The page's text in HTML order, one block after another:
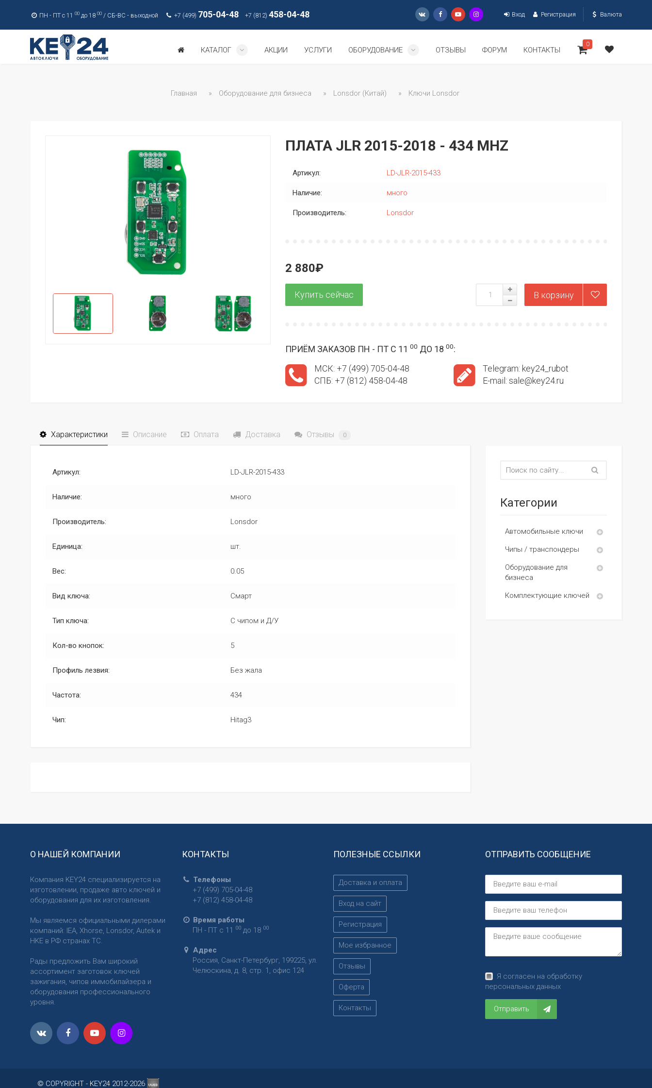
ПН - ПТ с 1100 до 1800 / СБ-ВС - выходной +7 (499) 705-04-48 +7 (812) 458-04-48 Валюта
Вход Регистрация
КАТАЛОГ АКЦИИ УСЛУГИ ОБОРУДОВАНИЕ ОТЗЫВЫ ФОРУМ КОНТАКТЫ
0
Главная » Оборудование для бизнеса » Lonsdor (Китай) » Ключи Lonsdor
ПЛАТА JLR 2015-2018 - 434 MHZ
Артикул: LD-JLR-2015-433
Наличие: много
Производитель: Lonsdor
2 880₽
ПРИЁМ ЗАКАЗОВ ПН - ПТ С 11 00 ДО 18 00:
МСК: +7 (499) 705-04-48
СПБ: +7 (812) 458-04-48
Telegram: key24_rubot
E-mail: sale@key24.ru
Характеристики Описание Оплата Доставка Отзывы 0
Артикул: LD-JLR-2015-433
Наличие: много
Производитель: Lonsdor
Единица: шт.
Вес: 0.05
Вид ключа: Смарт
Тип ключа: С чипом и Д/У
Кол-во кнопок: 5
Профиль лезвия: Без жала
Частота: 434
Чип: Hitag3
Категории
Автомобильные ключи
Чипы / транспондеры
Оборудование для
бизнеса
Комплектующие ключей
О НАШЕЙ КОМПАНИИ
Компания KEY24 специализируется на
изготовлении, продаже авто ключей и
оборудования для их изготовления.
Мы являемся официальными дилерами
компаний: IEA, Xhorse, Lonsdor, Autek и
HKE в РФ странах ТС.
Рады предложить Вам широкий
ассортимент заготовок ключей
зажигания, чипов иммобилайзера и
оборудования профессионального
уровня.
КОНТАКТЫ
Телефоны
+7 (499) 705-04-48
+7 (812) 458-04-48
Время работы
ПН - ПТ с 11
00до 18 00
Адрес
Россия, Санкт-Петербург, 199225, ул.
Челюскина, д. 8, стр. 1, офис 124
ПОЛЕЗНЫЕ ССЫЛКИ
Доставка и оплата
Вход на сайт
Регистрация
Мое избранное
Отзывы
Оферта
Контакты
ОТПРАВИТЬ СООБЩЕНИЕ
Я согласен на обработку
персональных данных
Отправить
© COPYRIGHT - KEY24 2012-2026